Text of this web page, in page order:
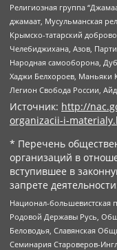
Религиозная группа
джамаат, Мусульманская
Крымско-татарский
Челебиджихана, Азов,
Народная самооборона,
Хаджи Белхороев, Маньяки
Легион Свобода России,
Источник: http://
organizacii-i-
* Перечень
организаций в
вступившее в
запрете
Национал-большевистская
Родовой Державы Русь,
Беловодья, Славянская
Семинария Староверов-